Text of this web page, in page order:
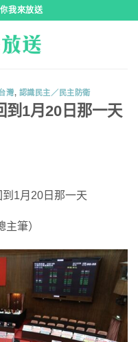
我來放送
灣, 認識民主／民主防衛
到1月20日那一天
1月20日那一天
主筆）